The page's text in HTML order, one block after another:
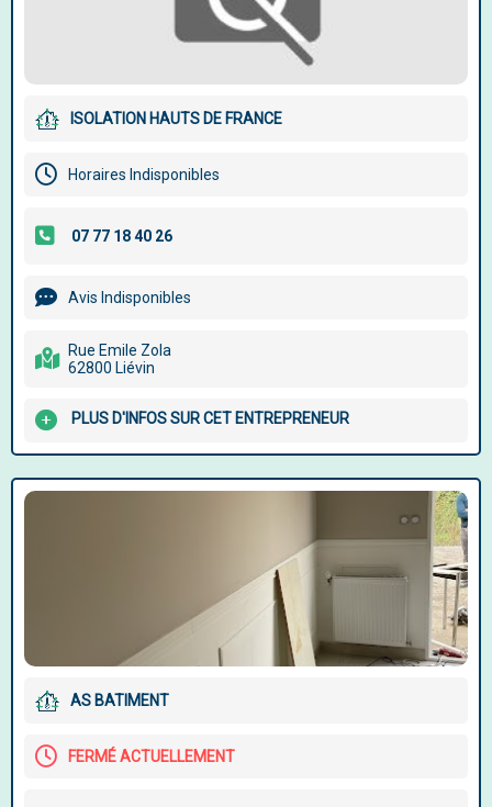
ISOLATION HAUTS DE FRANCE
Horaires Indisponibles
Avis Indisponibles
Rue Emile Zola
62800 Liévin
PLUS D'INFOS SUR CET ENTREPRENEUR
AS BATIMENT
FERMÉ ACTUELLEMENT